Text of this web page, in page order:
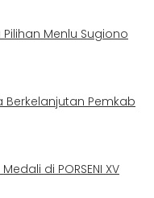
Menlu Sugiono
Berkelanjutan Pemkab
di PORSENI XV